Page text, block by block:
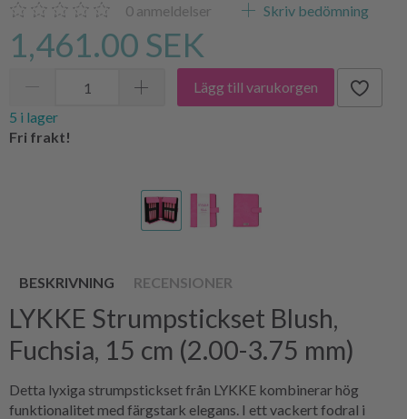
0 anmeldelser Skriv bedömning
1,461.00 SEK
Lägg till varukorgen
5 i lager
Fri frakt!
BESKRIVNING RECENSIONER
LYKKE Strumpstickset Blush,
Fuchsia, 15 cm (2.00-3.75 mm)
Detta lyxiga strumpstickset från LYKKE kombinerar hög
funktionalitet med färgstark elegans. I ett vackert fodral i